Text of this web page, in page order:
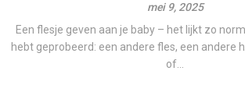
mei 9, 2025
Een flesje geven aan je baby – het lijkt zo
hebt geprobeerd: een andere fles, een andere
of...